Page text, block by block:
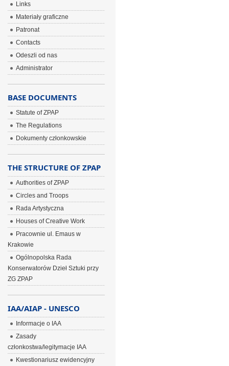
Links
Materiały graficzne
Patronat
Contacts
Odeszli od nas
Administrator
BASE DOCUMENTS
Statute of ZPAP
The Regulations
Dokumenty członkowskie
THE STRUCTURE OF ZPAP
Authorities of ZPAP
Circles and Troops
Rada Artystyczna
Houses of Creative Work
Pracownie ul. Emaus w
Krakowie
Ogólnopolska Rada
Konserwatorów Dzieł Sztuki przy
ZG ZPAP
IAA/AIAP - UNESCO
Informacje o IAA
Zasady
członkostwa/legitymacje IAA
Kwestionariusz ewidencyjny